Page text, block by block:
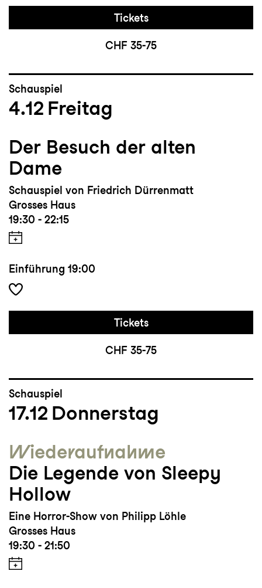
Tickets
CHF 35-75
Schauspiel
4.12 Freitag
Der Besuch der alten
Dame
Schauspiel von Friedrich Dürrenmatt
Grosses Haus
19:30 - 22:15
Einführung 19:00
Tickets
CHF 35-75
Schauspiel
17.12 Donnerstag
Wieder­aufnahme
Die Legende von Sleepy
Hollow
Eine Horror-Show von Philipp Löhle
Grosses Haus
19:30 - 21:50